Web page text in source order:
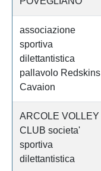
associazione
sportiva
dilettantistica
pallavolo Redskins
Cavaion
ARCOLE VOLLEY
CLUB societa'
sportiva
dilettantistica